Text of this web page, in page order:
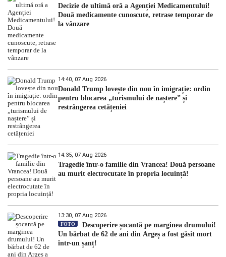
Decizie de ultimă oră a Agenției Medicamentului!
Două medicamente cunoscute, retrase temporar de
la vânzare
14:40, 07 Aug 2026
Donald Trump lovește din nou în imigrație: ordin
pentru blocarea „turismului de naștere” și
restrângerea cetățeniei
14:35, 07 Aug 2026
Tragedie într-o familie din Vrancea! Două persoane
au murit electrocutate în propria locuință!
13:30, 07 Aug 2026
FOTO
Descoperire șocantă pe marginea drumului!
Un bărbat de 62 de ani din Argeș a fost găsit mort
într-un șanț!